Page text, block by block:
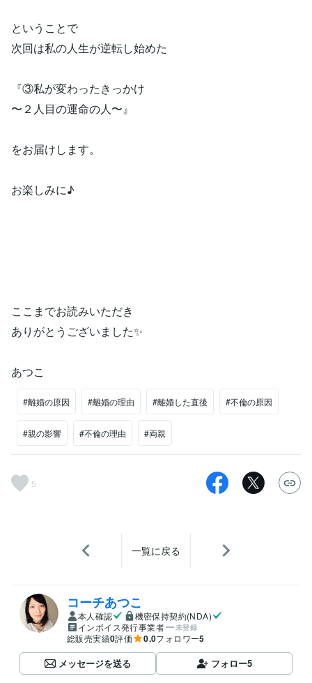
ということで
次回は私の人生が逆転し始めた
『③私が変わったきっかけ
〜２人目の運命の人〜』
をお届けします。
お楽しみに♪
ここまでお読みいただき
ありがとうございました✨
あつこ
#離婚の原因 #離婚の理由 #離婚した直後 #不倫の原因
#親の影響 #不倫の理由 #両親
5
一覧に戻る
コーチあつこ
本人確認
機密保持契約(NDA)
インボイス発行事業者
未登録
総販売実績0評価 0.0フォロワー5
メッセージを送る フォロー5